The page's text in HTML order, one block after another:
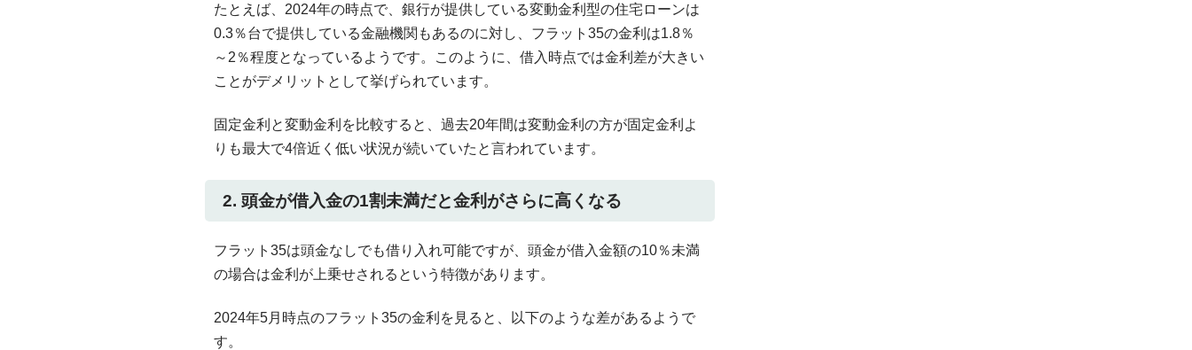
たとえば、2024年の時点で、銀行が提供している変動金利型の住宅ローンは
0.3％台で提供している金融機関もあるのに対し、フラット35の金利は1.8％
～2％程度となっているようです。このように、借入時点では金利差が大きい
ことがデメリットとして挙げられています。
固定金利と変動金利を比較すると、過去20年間は変動金利の方が固定金利よ
りも最大で4倍近く低い状況が続いていたと言われています。
2. 頭金が借入金の1割未満だと金利がさらに高くなる
フラット35は頭金なしでも借り入れ可能ですが、頭金が借入金額の10％未満
の場合は金利が上乗せされるという特徴があります。
2024年5月時点のフラット35の金利を見ると、以下のような差があるようで
す。